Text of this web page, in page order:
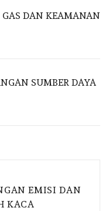
DAN KEAMANAN
SUMBER DAYA
EMISI DAN
KACA